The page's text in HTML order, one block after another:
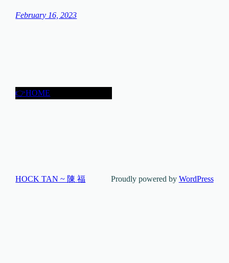
February 16, 2023
👉HOME
HOCK TAN ~ 陳 福 Proudly powered by WordPress